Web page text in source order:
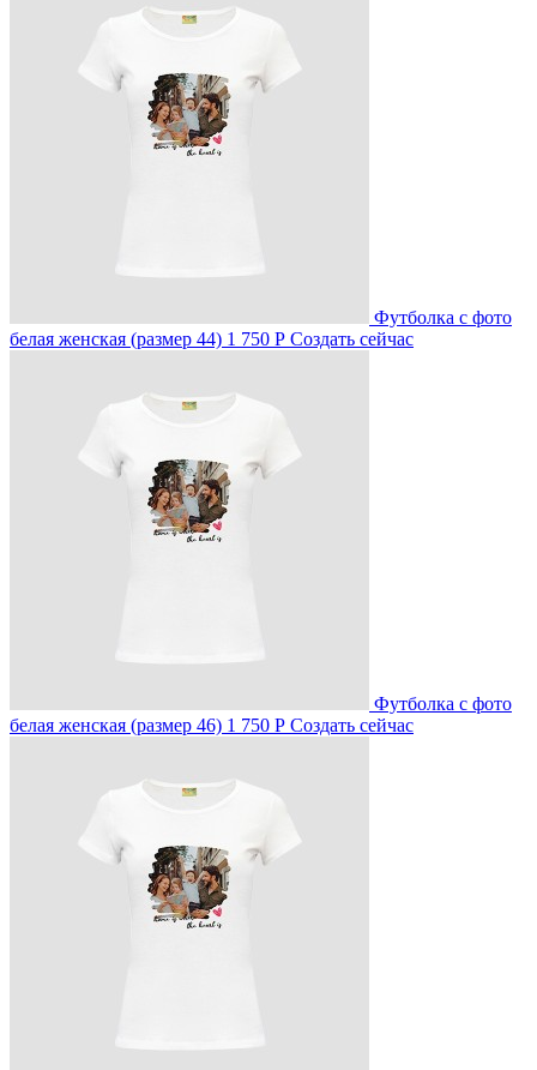
Футболка с фото
белая женская (размер 44) 1 750 Р Создать сейчас
Футболка с фото
белая женская (размер 46) 1 750 Р Создать сейчас